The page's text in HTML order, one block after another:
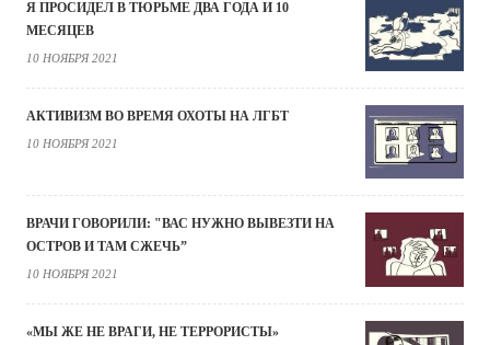
Я ПРОСИДЕЛ В ТЮРЬМЕ ДВА ГОДА И 10
МЕСЯЦЕВ
10 НОЯБРЯ 2021
АКТИВИЗМ ВО ВРЕМЯ ОХОТЫ НА ЛГБТ
10 НОЯБРЯ 2021
ВРАЧИ ГОВОРИЛИ: "ВАС НУЖНО ВЫВЕЗТИ НА
ОСТРОВ И ТАМ СЖЕЧЬ”
10 НОЯБРЯ 2021
«МЫ ЖЕ НЕ ВРАГИ, НЕ ТЕРРОРИСТЫ»